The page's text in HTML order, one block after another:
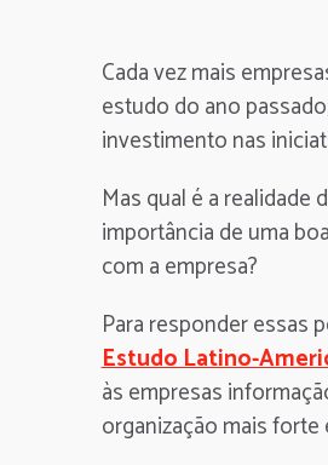
Cada vez mais
estudo do ano
investimento nas
Mas qual é a realidade
importância de uma
com a empresa?
Para responder essas
Estudo Latino-
às empresas
organização mais